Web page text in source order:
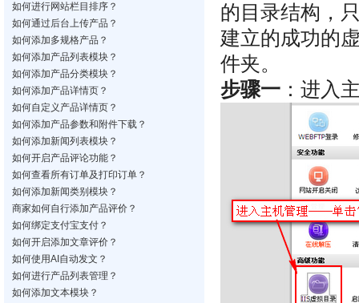
如何进行网站栏目排序？
如何通过后台上传产品？
如何添加多规格产品？
如何添加产品列表模块？
如何添加产品分类模块？
如何添加产品详情页？
如何自定义产品详情页？
如何添加产品参数和附件下载？
如何添加新闻列表模块？
如何开启产品评论功能？
如何查看所有订单及打印订单？
如何添加新闻类别模块？
商家如何自行添加产品评价？
如何绑定支付宝支付？
如何开启添加文章评价？
如何使用AI自动发文？
如何进行产品列表管理？
如何添加文本模块？
的目录结构，
建立的成功的
件夹。
步骤一 ：进入